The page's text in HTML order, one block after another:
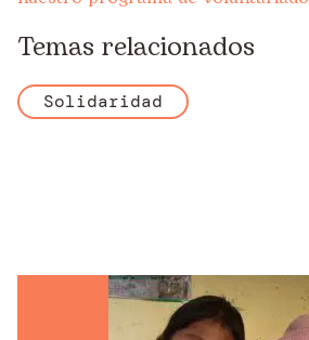
Temas relacionados
Solidaridad